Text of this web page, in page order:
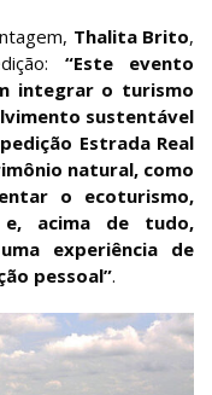
Thalita Brito,
“Este evento
integrar o turismo
sustentável
Estrada Real
natural, como
o ecoturismo,
e, acima de tudo,
experiência de
pessoal”.